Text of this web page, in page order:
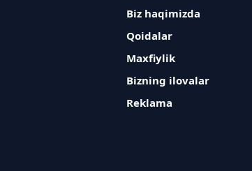
Biz haqimizda
Qoidalar
Maxfiylik
Bizning ilovalar
Reklama